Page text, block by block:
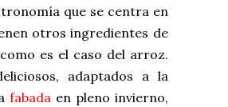
que se centra en
otros ingredientes de
es el caso del arroz.
adaptados a la
fabada en pleno invierno,